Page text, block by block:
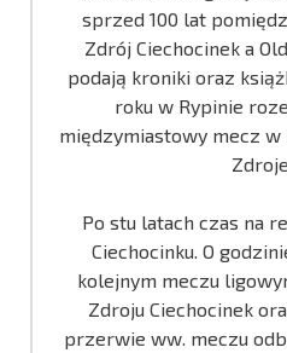
sprzed 100 lat
Zdrój Ciechocinek a
podają kroniki oraz
roku w Rypinie
międzymiastowy mecz w
Po stu latach czas na
Ciechocinku. O
kolejnym meczu
Zdroju Ciechocinek
przerwie ww. meczu